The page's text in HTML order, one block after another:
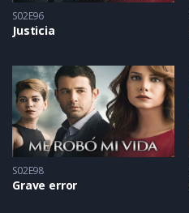
S02E96
Justicia
S02E98
Grave error